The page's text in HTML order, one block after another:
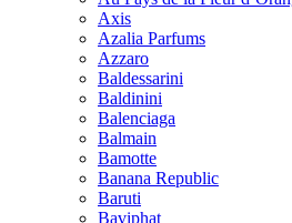
Axis
Azalia Parfums
Azzaro
Baldessarini
Baldinini
Balenciaga
Balmain
Bamotte
Banana Republic
Baruti
Baviphat